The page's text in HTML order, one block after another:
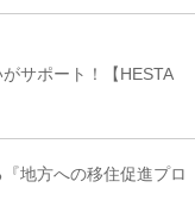
サポート！【HESTA
地方への移住促進プロ